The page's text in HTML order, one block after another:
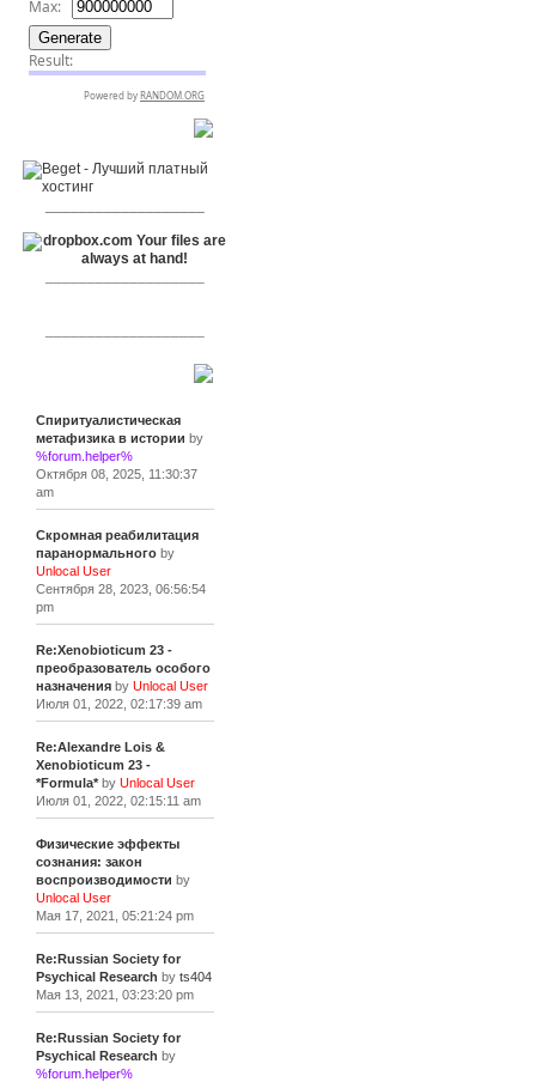
Спиритуалистическая
метафизика в истории by
%forum.helper%
Октября 08, 2025, 11:30:37
am
Скромная реабилитация
паранормальногоby
Unlocal User
Сентября 28, 2023, 06:56:54
pm
Re:Xenobioticum 23 -
преобразователь особого
назначенияby Unlocal User
Июля 01, 2022, 02:17:39 am
Re:Alexandre Lois &
Xenobioticum 23 -
*Formula*by Unlocal User
Июля 01, 2022, 02:15:11 am
Физические эффекты
сознания: закон
воспроизводимости by
Unlocal User
Мая 17, 2021, 05:21:24 pm
Re:Russian Society for
Psychical Research by ts404
Мая 13, 2021, 03:23:20 pm
Re:Russian Society for
Psychical Research by
%forum.helper%